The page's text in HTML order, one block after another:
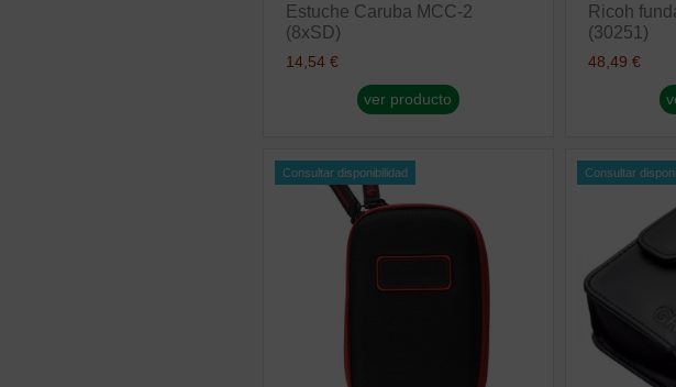
Estuche Caruba MCC-2
(8xSD)
14,54 €
ver producto
Ricoh
(30251)
48,49 €
Consultar disponibilidad Consultar